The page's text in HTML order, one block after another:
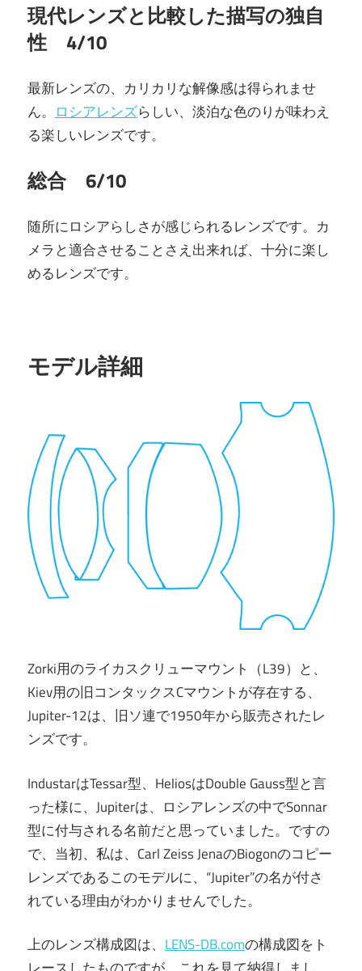
現代レンズと比較した描写の独自
性 4/10
最新レンズの、カリカリな解像感は得られませ
ん。 ロシアレンズらしい、淡泊な色のりが味わえ
る楽しいレンズです。
総合 6/10
随所にロシアらしさが感じられるレンズです。カ
メラと適合させることさえ出来れば、十分に楽し
めるレンズです。
モデル詳細
Zorki用のライカスクリューマウント（L39）と、
Kiev用の旧コンタックスCマウントが存在する、
Jupiter-12は、旧ソ連で1950年から販売されたレ
ンズです。
IndustarはTessar型、HeliosはDouble Gauss型と言
った様に、Jupiterは、ロシアレンズの中でSonnar
型に付与される名前だと思っていました。ですの
で、当初、私は、Carl Zeiss JenaのBiogonのコピー
レンズであるこのモデルに、“Jupiter”の名が付さ
れている理由がわかりませんでした。
上のレンズ構成図は、 LENS-DB.comの構成図をト